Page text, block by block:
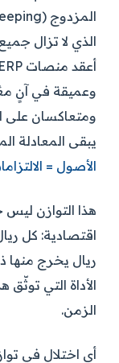
الذي لا تزال
وعميقة في آنٍ
ومتعاكسان على
يبقى المعادلة
الأصول =
هذا التوازن
اقتصادية: كل
ريال يخرج منها
الأداة التي
الزمن.